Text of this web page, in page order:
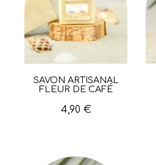
Aperçu rapide
SAVON ARTISANAL
FLEUR DE CAFÉ
4,90 €